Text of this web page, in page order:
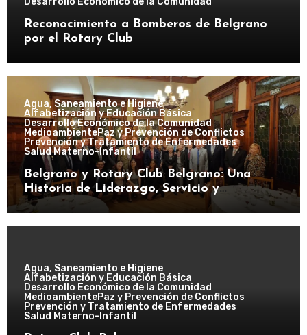
Reconocimiento a Bomberos de Belgrano
por el Rotary Club
Agua, Saneamiento e Higiene
Alfabetización y Educación Básica
Desarrollo Económico de la Comunidad
MedioambientePaz y Prevención de Conflictos
Prevención y Tratamiento de Enfermedades
Salud Materno-Infantil
Belgrano y Rotary Club Belgrano: Una
Historia de Liderazgo, Servicio y
Transformación Comunitaria
Agua, Saneamiento e Higiene
Alfabetización y Educación Básica
Desarrollo Económico de la Comunidad
MedioambientePaz y Prevención de Conflictos
Prevención y Tratamiento de Enfermedades
Salud Materno-Infantil